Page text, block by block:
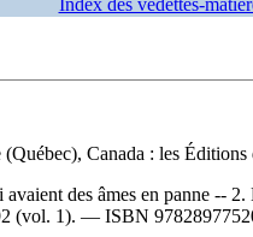
Canada : les
des âmes en panne
(vol. 1). — ISBN